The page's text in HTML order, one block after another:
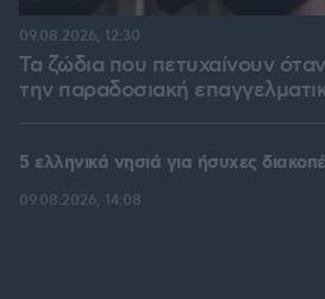
Τα ζώδια που πετυχαίνουν
την παραδοσιακή
09.08.2026, 12:30
5 ελληνικά νησιά για ήσυχες
09.08.2026, 14:08